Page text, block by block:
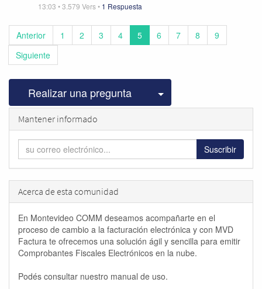
13:03 •3.579 Vers• 1 Respuesta
Anterior 1 2 3 4 5 6 7 8
9
Siguiente
Realizar una pregunta Seleccionar
Mantener informado
Suscribir
Acerca de esta comunidad
En Montevideo COMM deseamos acompañarte en el
proceso de cambio a la facturación electrónica y con MVD
Factura te ofrecemos una solución ágil y sencilla para emitir
Comprobantes Fiscales Electrónicos en la nube.
Podés consultar nuestro manual de uso.